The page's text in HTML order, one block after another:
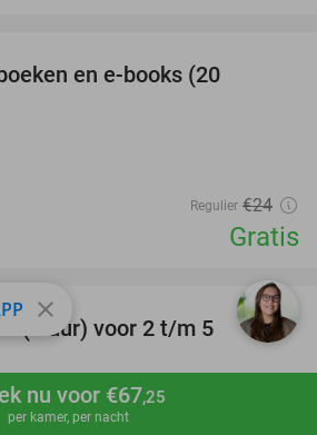
Boek nu
nu voor €67,25
per kamer, per nacht
en e-books (20
Regulier €24
Gratis
33%
(2 uur) voor 2 t/m 5
close